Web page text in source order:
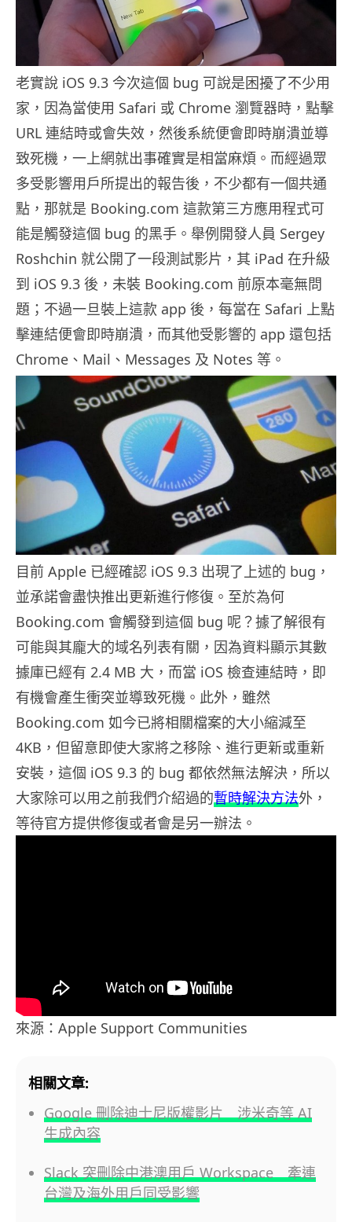
老實說 iOS 9.3 今次這個 bug 可說是困擾了不少用
家，因為當使用 Safari 或 Chrome 瀏覽器時，點擊
URL 連結時或會失效，然後系統便會即時崩潰並導
致死機，一上網就出事確實是相當麻煩。而經過眾
多受影響用戶所提出的報告後，不少都有一個共通
點，那就是 Booking.com 這款第三方應用程式可
能是觸發這個 bug 的黑手。舉例開發人員 Sergey
Roshchin 就公開了一段測試影片，其 iPad 在升級
到 iOS 9.3 後，未裝 Booking.com 前原本毫無問
題；不過一旦裝上這款 app 後，每當在 Safari 上點
擊連結便會即時崩潰，而其他受影響的 app 還包括
Chrome、Mail、Messages 及 Notes 等。
目前 Apple 已經確認 iOS 9.3 出現了上述的 bug，
並承諾會盡快推出更新進行修復。至於為何
Booking.com 會觸發到這個 bug 呢？據了解很有
可能與其龐大的域名列表有關，因為資料顯示其數
據庫已經有 2.4 MB 大，而當 iOS 檢查連結時，即
有機會產生衝突並導致死機。此外，雖然
Booking.com 如今已將相關檔案的大小縮減至
4KB，但留意即使大家將之移除、進行更新或重新
安裝，這個 iOS 9.3 的 bug 都依然無法解決，所以
大家除可以用之前我們介紹過的暫時解決方法外，
等待官方提供修復或者會是另一辦法。
來源：Apple Support Communities
相關文章:
Google 刪除迪士尼版權影片 涉米奇等 AI
生成內容
Slack 突刪除中港澳用戶 Workspace 牽連
台灣及海外用戶同受影響